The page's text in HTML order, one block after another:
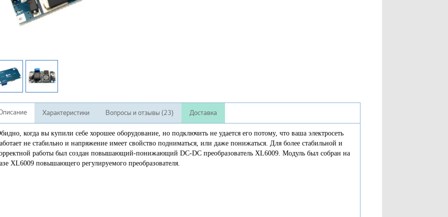
Характеристики Вопросы и отзывы (23) Доставка
когда вы купили себе хорошее оборудование, но подключить не удается его потому, что ваша электросеть
не стабильно и напряжение имеет свойство подниматься, или даже понижаться. Для более стабильной и
работы был создан повышающий-понижающий DC-DC преобразователь XL6009. Модуль был собран на
XL6009 повышающего регулируемого преобразователя.